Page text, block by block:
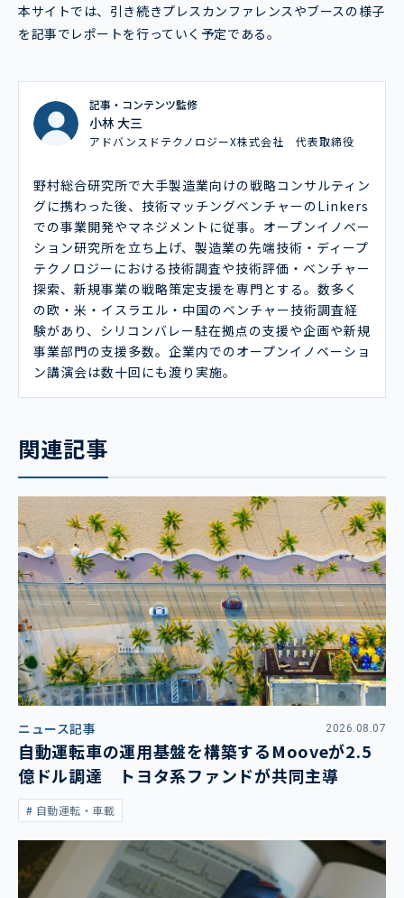
本サイトでは、引き続きプレスカンファレンスやブースの様子
を記事でレポートを行っていく予定である。
記事・コンテンツ監修
小林 大三
アドバンスドテクノロジーX株式会社 代表取締役
野村総合研究所で大手製造業向けの戦略コンサルティン
グに携わった後、技術マッチングベンチャーのLinkers
での事業開発やマネジメントに従事。オープンイノベー
ション研究所を立ち上げ、製造業の先端技術・ディープ
テクノロジーにおける技術調査や技術評価・ベンチャー
探索、新規事業の戦略策定支援を専門とする。数多く
の欧・米・イスラエル・中国のベンチャー技術調査経
験があり、シリコンバレー駐在拠点の支援や企画や新規
事業部門の支援多数。企業内でのオープンイノベーショ
ン講演会は数十回にも渡り実施。
関連記事
ニュース記事 2026.08.07
自動運転車の運用基盤を構築するMooveが2.5
億ドル調達 トヨタ系ファンドが共同主導
自動運転・車載